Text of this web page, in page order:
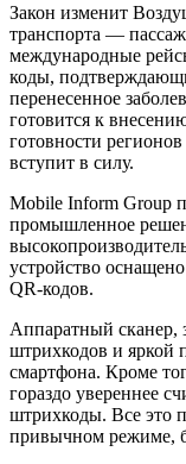
Закон изменит
транспорта —
международные
коды,
перенесенное
готовится к
готовности
вступит в силу.
Mobile Inform Group
промышленное
устройство
QR-кодов.
Аппаратный сканер,
штрихкодов и яркой
смартфона. Кроме
гораздо увереннее
штрихкоды. Все это
привычном режиме,